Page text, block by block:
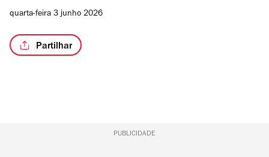
quarta-feira 3 junho 2026
Partilhar
PUBLICIDADE